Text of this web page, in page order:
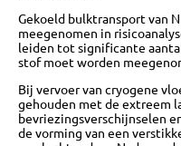
Gekoeld bulktransport van
meegenomen in
leiden tot significante
stof moet worden
Bij vervoer van cryogene
gehouden met de extreem
bevriezingsverschijnselen
de vorming van een